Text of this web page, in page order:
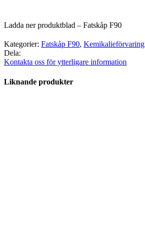
Ladda ner produktblad – Fatskåp F90
Kategorier: Fatskåp F90, Kemikalieförvaring
Dela:
Kontakta oss för ytterligare information
Liknande produkter